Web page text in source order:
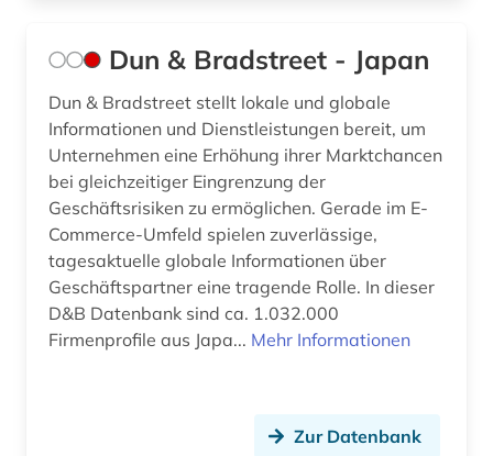
Dun & Bradstreet - Japan
Dun & Bradstreet stellt lokale und globale
Informationen und Dienstleistungen bereit, um
Unternehmen eine Erhöhung ihrer Marktchancen
bei gleichzeitiger Eingrenzung der
Geschäftsrisiken zu ermöglichen. Gerade im E-
Commerce-Umfeld spielen zuverlässige,
tagesaktuelle globale Informationen über
Geschäftspartner eine tragende Rolle. In dieser
D&B Datenbank sind ca. 1.032.000
Firmenprofile aus Japa... Mehr Informationen
Zur Datenbank